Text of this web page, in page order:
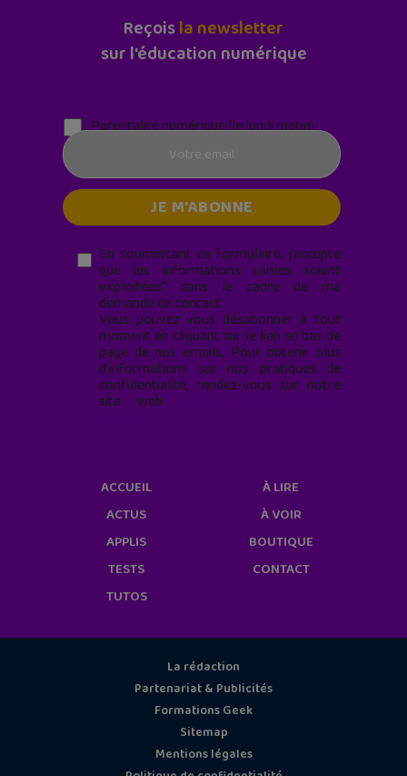
Reçoisla newsletter
sur l'éducation numérique
Parentalité numérique (le lundi matin)
En soumettant ce formulaire, j’accepte
que les informations saisies soient
exploitées* dans le cadre de ma
demande de contact.
Vous pouvez vous désabonner à tout
moment en cliquant sur le lien en bas de
page de nos emails. Pour obtenir plus
d'informations sur nos pratiques de
confidentialité, rendez-vous sur notre
site web
ACCUEIL
ACTUS
APPLIS
TESTS
TUTOS
À LIRE
À VOIR
BOUTIQUE
CONTACT
La rédaction
Partenariat & Publicités
Formations Geek
Sitemap
Mentions légales